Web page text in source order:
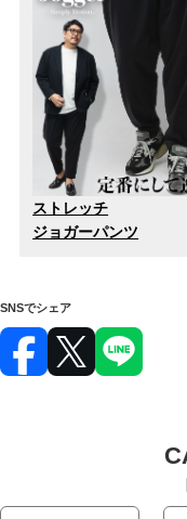
ストレッチ
ジョガーパンツ
SNSでシェア